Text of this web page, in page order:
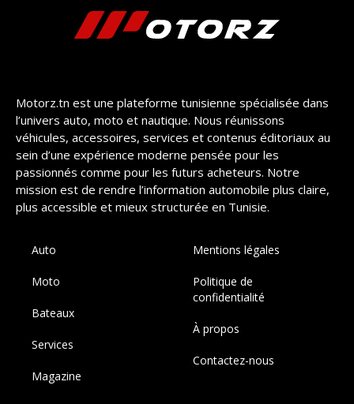
Motorz.tn est une plateforme tunisienne spécialisée dans
l’univers auto, moto et nautique. Nous réunissons
véhicules, accessoires, services et contenus éditoriaux au
sein d’une expérience moderne pensée pour les
passionnés comme pour les futurs acheteurs. Notre
mission est de rendre l’information automobile plus claire,
plus accessible et mieux structurée en Tunisie.
Auto
Moto
Bateaux
Services
Magazine
Mentions légales
Politique de
confidentialité
À propos
Contactez-nous